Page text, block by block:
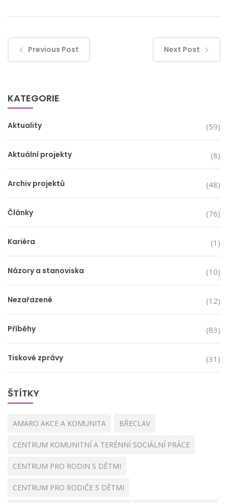
Previous Post Next Post
KATEGORIE
Aktuality (59)
Aktuální projekty (8)
Archiv projektů (48)
Články (76)
Kariéra (1)
Názory a stanoviska (10)
Nezařazené (12)
Příběhy (83)
Tiskové zprávy (31)
ŠTÍTKY
AMARO AKCE A KOMUNITA BŘECLAV
CENTRUM KOMUNITNÍ A TERÉNNÍ SOCIÁLNÍ PRÁCE
CENTRUM PRO RODIN S DĚTMI
CENTRUM PRO RODIČE S DĚTMI